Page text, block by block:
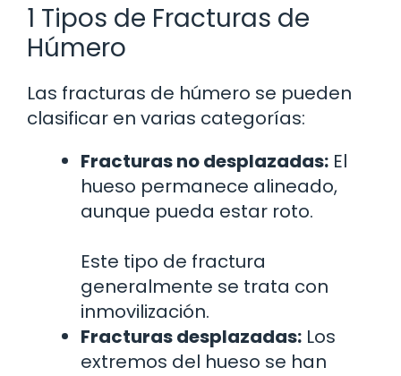
1 Tipos de Fracturas de
Húmero
Las fracturas de húmero se pueden
clasificar en varias categorías:
Fracturas no desplazadas: El
hueso permanece alineado,
aunque pueda estar roto.
Este tipo de fractura
generalmente se trata con
inmovilización.
Fracturas desplazadas: Los
extremos del hueso se han